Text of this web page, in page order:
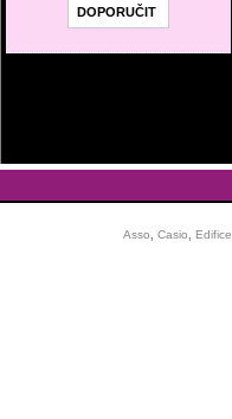
Asso
Casio Edifice